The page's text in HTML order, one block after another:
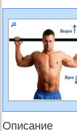
Описание